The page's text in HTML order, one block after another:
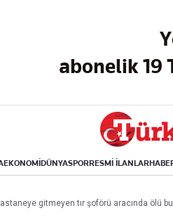
abonelik 19
EKONOMİDÜNYASPORRESMİ İLANLAR
Amerika
İsrail-Gazze
Yemek
Aktüel
gitmeyen tır şoförü aracında ölü